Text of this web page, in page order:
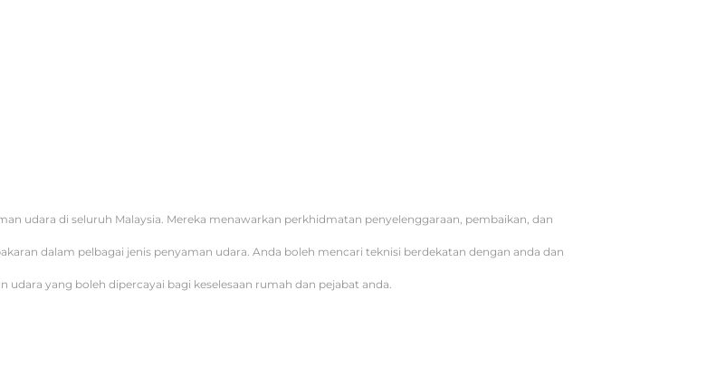
udara di seluruh Malaysia. Mereka menawarkan perkhidmatan penyelenggaraan, pembaikan, dan
dalam pelbagai jenis penyaman udara. Anda boleh mencari teknisi berdekatan dengan anda dan
yang boleh dipercayai bagi keselesaan rumah dan pejabat anda.